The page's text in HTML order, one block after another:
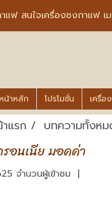
สนใจเครื่องชงกาแฟ เ
หน้าหลัก โปรโมชั่น เครื่อ
แรก บทความทั้งห
อนเนีย มอคค่า
จำนวนผู้เข้าชม |